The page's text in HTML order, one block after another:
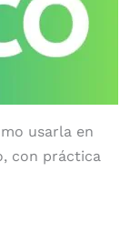
usarla en
con práctica